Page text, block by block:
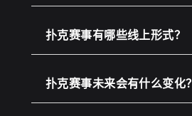
扑克赛事有哪些线上形式？
扑克赛事未来会有什么变化？